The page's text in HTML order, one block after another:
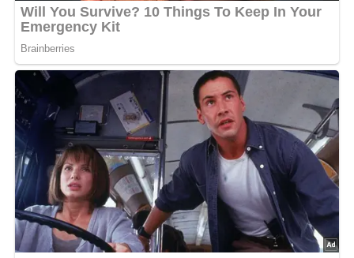
20 bis 25 Minuten garen.
Zu der Lachsforelle vom Grill paßt als Beilage frisches,
knuspriges Weißbrot.
5/5 (1 Bewertung)